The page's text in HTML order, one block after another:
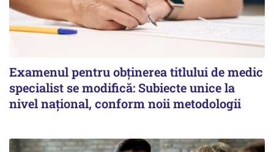
Examenul pentru obținerea titlului de medic
specialist se modifică: Subiecte unice la
nivel național, conform noii metodologii